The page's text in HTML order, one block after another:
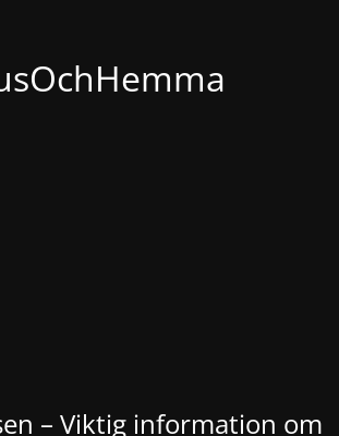
– Viktig information om